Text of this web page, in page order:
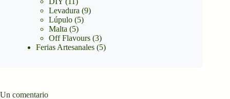
Levadura (9)
Lúpulo (5)
Malta (5)
Off Flavours (3)
Ferias Artesanales (5)
Un comentario